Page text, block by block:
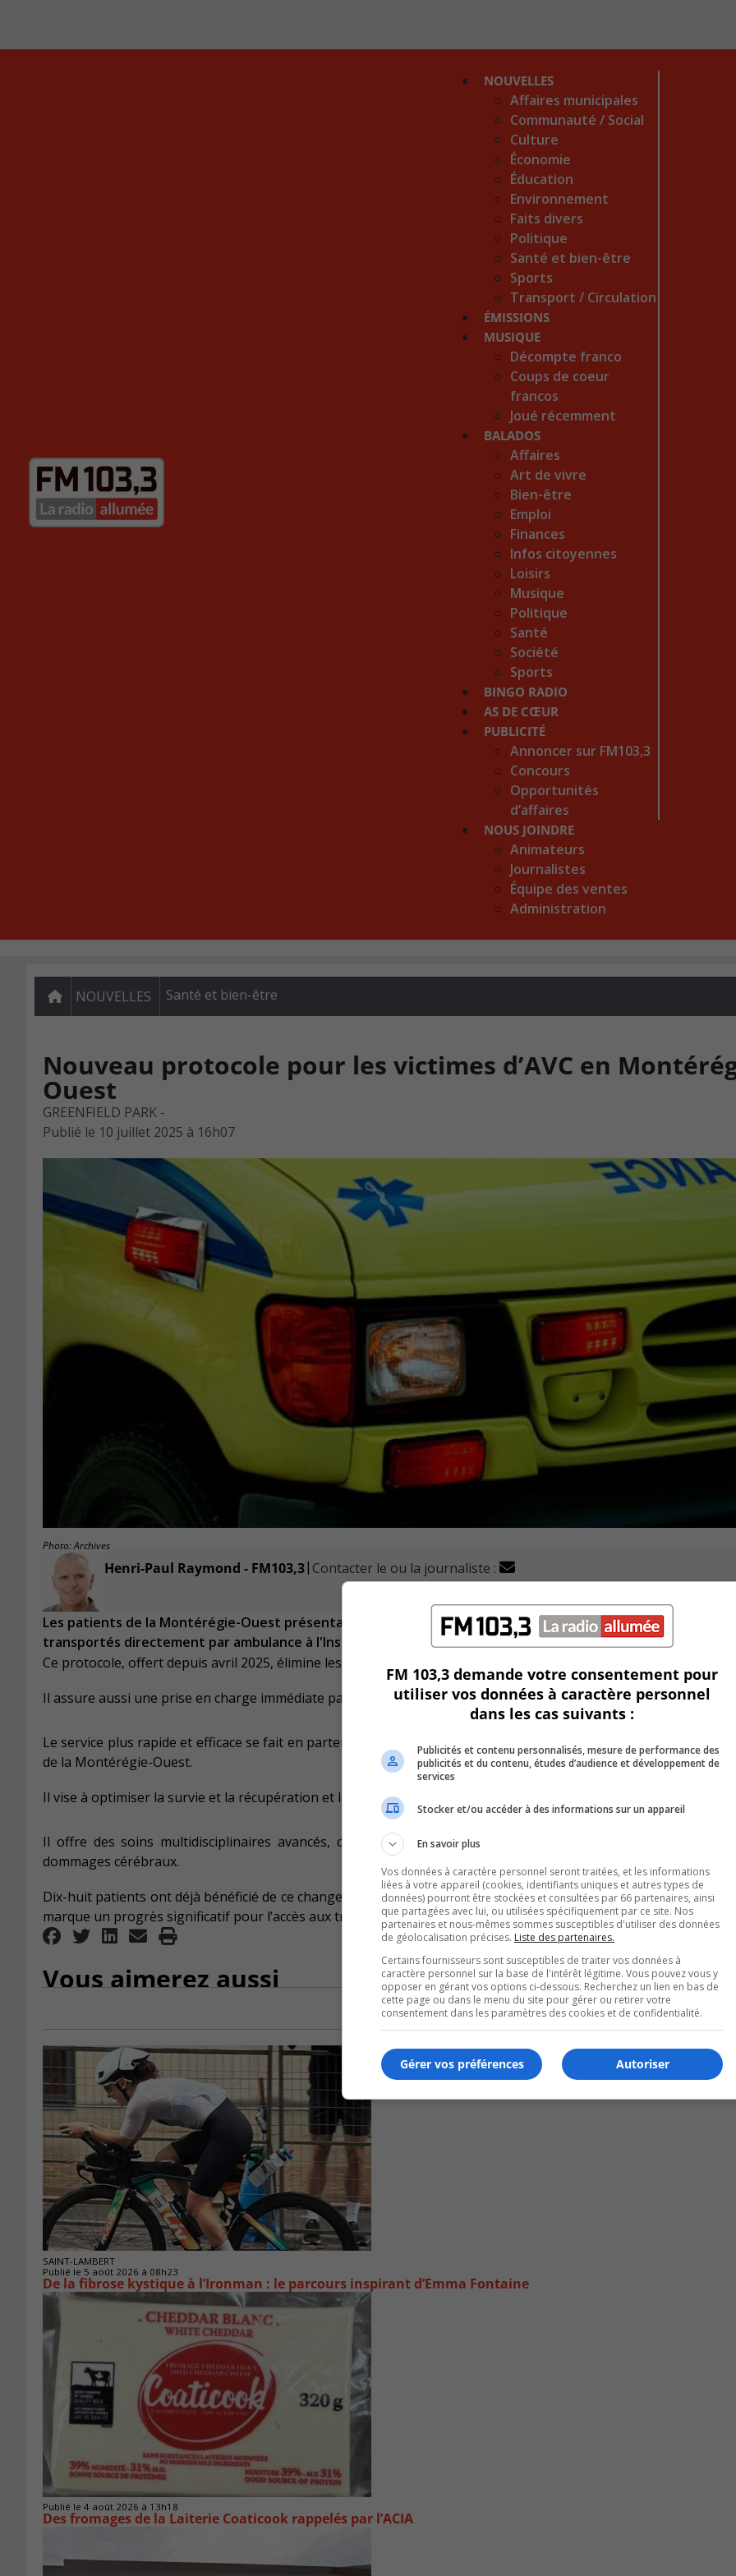
NOUVELLES
Affaires municipales
Communauté / Social
Culture
Économie
Éducation
Environnement
Faits divers
Politique
Santé et bien-être
Sports
Transport / Circulation
ÉMISSIONS
MUSIQUE
Décompte franco
Coups de coeur
francos
Joué récemment
BALADOS
Affaires
Art de vivre
Bien-être
Emploi
Finances
Infos citoyennes
Loisirs
Musique
Politique
Santé
Société
Sports
BINGO RADIO
AS DE CŒUR
PUBLICITÉ
Annoncer sur FM103,3
Concours
Opportunités
d’affaires
NOUS JOINDRE
Animateurs
Journalistes
Équipe des ventes
Administration
NOUVELLES Santé et bien-être
Nouveau protocole pour les victimes d’AVC en
Ouest
GREENFIELD PARK -
Publié le 10 juillet 2025 à 16h07
Photo: Archives
Henri-Paul Raymond - FM103,3| Contacter le ou la journaliste :
Les patients de la Montérégie-Ouest présentant des signes d'accident vasculaire cérébral (AVC) sont
transportés directement par ambulance à l'Institut-Hôpital neurologique de Montréal (Le Neuro).
Ce protocole, offert depuis avril 2025, élimine les arrêts dans les hôpitaux locaux.
Il assure aussi une prise en charge immédiate par des experts.
Le service plus rapide et efficace se fait en partenariat entre le Centre universitaire de santé McGill (CUSM) et les
de la Montérégie-Ouest.
Il vise à optimiser la survie et la récupération et le Neuro est, rappelons-le, un centre tertiaire.
Il offre des soins multidisciplinaires avancés, cruciaux, surtout quand chaque seconde compte pour
dommages cérébraux.
Dix-huit patients ont déjà bénéficié de ce changement, nous indique la direction des communications du
marque un progrès significatif pour l’accès aux traitements d’urgence dans la région.
Vous aimerez aussi
SAINT-LAMBERT
Publié le 5 août 2026 à 08h23
De la fibrose kystique à l’Ironman : le parcours inspirant d’Emma Fontaine
Publié le 4 août 2026 à 13h18
Des fromages de la Laiterie Coaticook rappelés par l’ACIA
FM 103,3 demande votre consentement pour
utiliser vos données à caractère personnel
dans les cas suivants :
Publicités et contenu personnalisés, mesure de performance des
publicités et du contenu, études d’audience et développement de
services
Stocker et/ou accéder à des informations sur un appareil
En savoir plus
Vos données à caractère personnel seront traitées, et les informations
liées à votre appareil (cookies, identifiants uniques et autres types de
données) pourront être stockées et consultées par 66 partenaires, ainsi
que partagées avec lui, ou utilisées spécifiquement par ce site. Nos
partenaires et nous-mêmes sommes susceptibles d'utiliser des données
de géolocalisation précises. Liste des partenaires.
Certains fournisseurs sont susceptibles de traiter vos données à
caractère personnel sur la base de l'intérêt légitime. Vous pouvez vous y
opposer en gérant vos options ci-dessous. Recherchez un lien en bas de
cette page ou dans le menu du site pour gérer ou retirer votre
consentement dans les paramètres des cookies et de confidentialité.
Autoriser
Gérer vos préférences